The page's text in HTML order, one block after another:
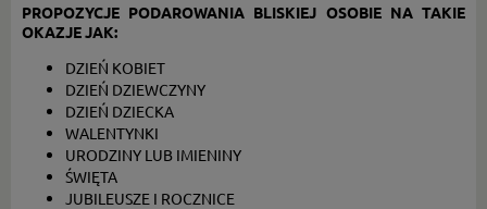
PROPOZYCJE PODAROWANIA BLISKIEJ OSOBIE NA TAKIE
OKAZJE JAK:
DZIEŃ KOBIET
DZIEŃ DZIEWCZYNY
DZIEŃ DZIECKA
WALENTYNKI
URODZINY LUB IMIENINY
ŚWIĘTA
JUBILEUSZE I ROCZNICE